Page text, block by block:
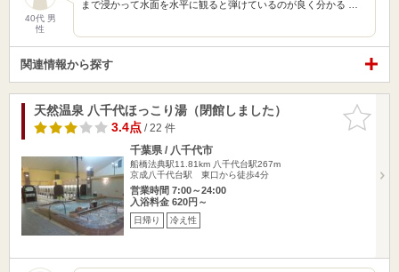
40代 男
性
まで浸かって水面を水平に観ると弾けているのが良く分かる …
関連情報から探す
お気に入
りに追加
天然温泉 八千代ほっこり湯（閉館しました）
3.4点/ 22 件
千葉県 / 八千代市
船橋法典駅11.81km 八千代台駅267m
京成八千代台駅 東口から徒歩4分
営業時間 7:00～24:00
入浴料金 620円～
日帰り 冷え性